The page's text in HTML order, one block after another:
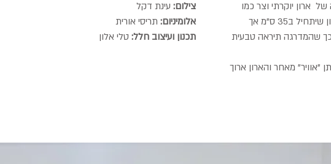
צילום: עינת דקל
אלומיניום: תריסי אורית
תכנון ועיצוב חלל: טלי אלון
ארון יוקרתי וצר כמו
עבודת הזכוכית שממולו. לכן תכננתי ארון שיתחיל ב35 ס"מ אך
כך שהמדרגה תיראה טבעית
"אוויר" מאחר והארון ארוך